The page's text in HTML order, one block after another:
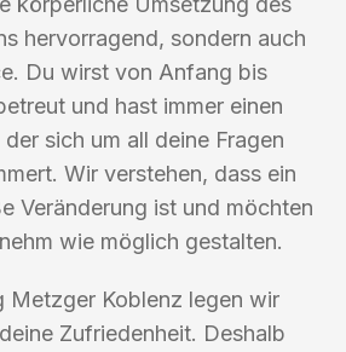
hervorragend, sondern auch
Du wirst von Anfang bis
und hast immer einen
sich um all deine Fragen
Wir verstehen, dass ein
Veränderung ist und möchten
wie möglich gestalten.
Metzger Koblenz legen wir
Zufriedenheit. Deshalb